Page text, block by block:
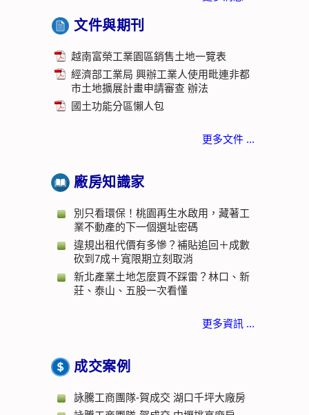
文件與期刊
越南富榮工業園區銷售土地一覽表
經濟部工業局 興辦工業人使用毗連非都
市土地擴展計畫申請審查 辦法
國土功能分區懶人包
更多文件 ...
廠房知識家
別只看環保！桃園再生水啟用，藏著工
業不動產的下一個選址密碼
違規出租代價有多慘？補貼追回＋成數
砍到7成＋寬限期立刻取消
新北產業土地怎麼買不踩雷？林口、新
莊、泰山、五股一次看懂
更多資訊 ...
成交案例
詠騰工商團隊-賀成交 湖口千坪大廠房